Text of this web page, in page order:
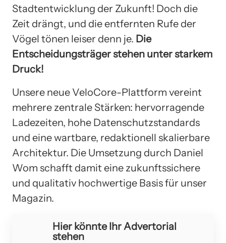
Stadtentwicklung der Zukunft! Doch die
Zeit drängt, und die entfernten Rufe der
Vögel tönen leiser denn je. Die
Entscheidungsträger stehen unter starkem
Druck!
Unsere neue VeloCore-Plattform vereint
mehrere zentrale Stärken: hervorragende
Ladezeiten, hohe Datenschutzstandards
und eine wartbare, redaktionell skalierbare
Architektur. Die Umsetzung durch Daniel
Wom schafft damit eine zukunftssichere
und qualitativ hochwertige Basis für unser
Magazin.
Hier könnte Ihr Advertorial
stehen